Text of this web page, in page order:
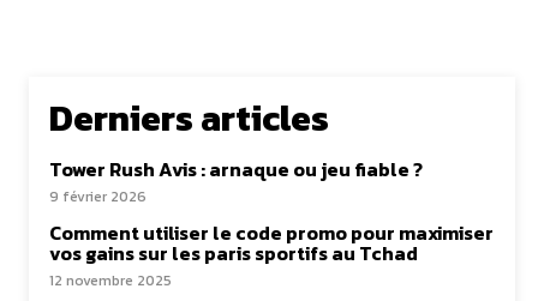
Derniers articles
Tower Rush Avis : arnaque ou jeu fiable ?
9 février 2026
Comment utiliser le code promo pour maximiser
vos gains sur les paris sportifs au Tchad
12 novembre 2025